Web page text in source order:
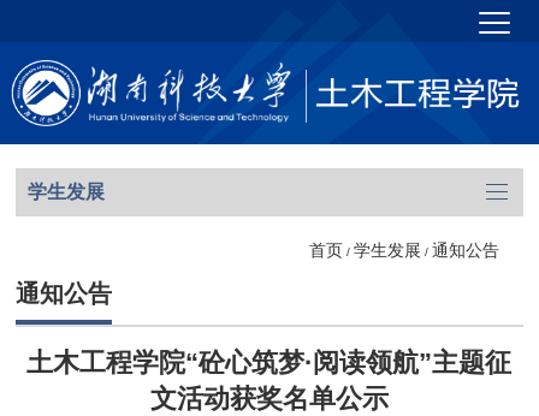
学生发展
首页 / 学生发展 / 通知公告
通知公告
土木工程学院“砼心筑梦·阅读领航”主题征
文活动获奖名单公示